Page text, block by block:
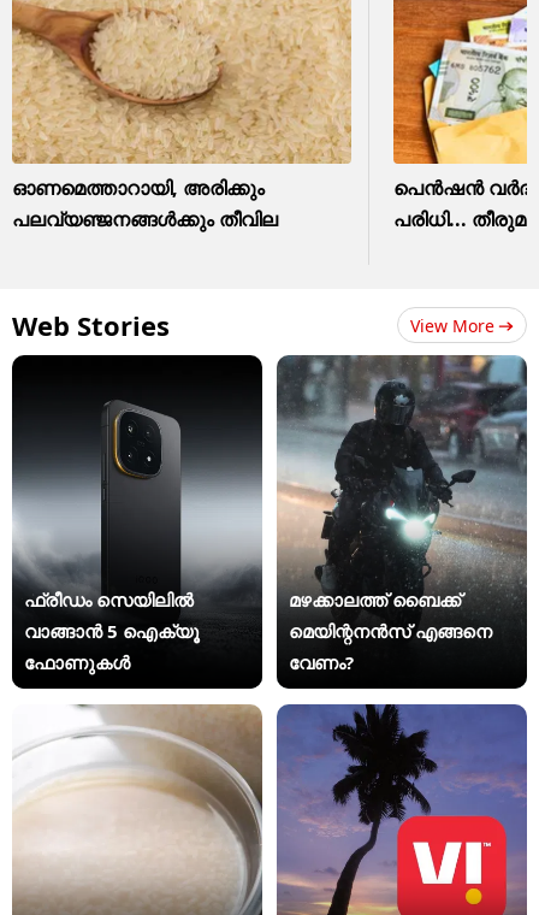
ഓണമെത്താറായി, അരിക്കും
പലവ്യഞ്ജനങ്ങൾക്കും തീവില
പെൻഷൻ
പരിധി...
Web Stories View More
ഫ്രീഡം സെയിലിൽ
വാങ്ങാൻ 5 ഐക്യൂ
ഫോണുകൾ
മഴക്കാലത്ത് ബൈക്ക്
മെയിന്റനൻസ് എങ്ങനെ
വേണം?